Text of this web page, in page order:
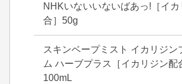
NHKいないいないばあっ!［イ
合］50g
スキンベープミスト イカリジン
ム ハーブプラス［イカリジン配
100mL